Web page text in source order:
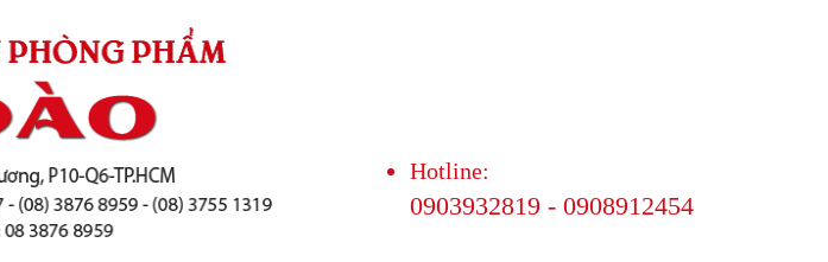
Hotline:
0903932819 - 0908912454